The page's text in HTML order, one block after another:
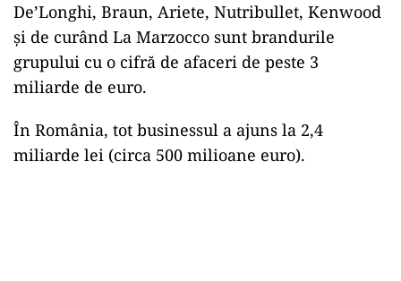
De’Longhi, Braun, Ariete, Nutribullet, Kenwood
şi de curând La Marzocco sunt brandurile
grupului cu o cifră de afaceri de peste 3
miliarde de euro.
În România, tot businessul a ajuns la 2,4
miliarde lei (circa 500 milioane euro).